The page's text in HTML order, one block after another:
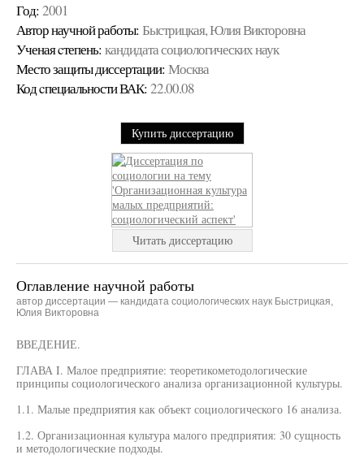
Год: 2001
Автор научной работы: Быстрицкая, Юлия Викторовна
Ученая cтепень: кандидата социологических наук
Место защиты диссертации: Москва
Код cпециальности ВАК: 22.00.08
Купить диссертацию
Читать диссертацию
Оглавление научной работы
автор диссертации — кандидата социологических наук Быстрицкая,
Юлия Викторовна
ВВЕДЕНИЕ.
ГЛАВА I. Малое предприятие: теоретикометодологические
принципы социологического анализа организационной культуры.
1.1. Малые предприятия как объект социологического 16 анализа.
1.2. Организационная культура малого предприятия: 30 сущность
и методологические подходы.